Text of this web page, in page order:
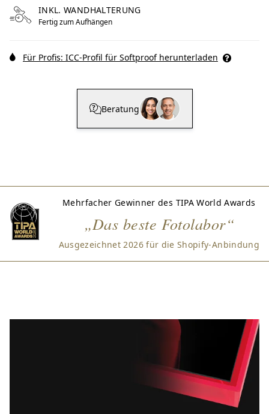
INKL. WANDHALTERUNG
Fertig zum Aufhängen
Für Profis: ICC-Profil für Softproof herunterladen
Beratung
Mehrfacher Gewinner des TIPA World Awards
„Das beste Fotolabor“
Ausgezeichnet 2026 für die Shopify-Anbindung